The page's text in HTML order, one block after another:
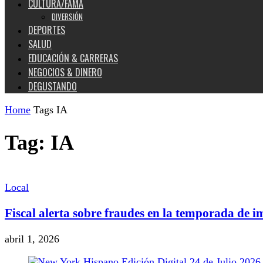
CULTURA/FAMA
DIVERSIÓN
DEPORTES
SALUD
EDUCACIÓN & CARRERAS
NEGOCIOS & DINERO
DEGUSTANDO
Home Tags IA
Tag: IA
Local
Fiscal alerta sobre fraudes en la temporada de
abril 1, 2026